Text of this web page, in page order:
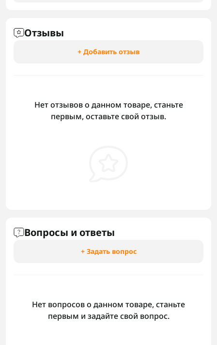
Отзывы
+ Добавить отзыв
Нет отзывов о данном товаре, станьте
первым, оставьте свой отзыв.
Вопросы и ответы
+ Задать вопрос
Нет вопросов о данном товаре, станьте
первым и задайте свой вопрос.